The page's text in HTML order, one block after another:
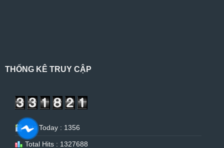
THỐNG KÊ TRUY CẬP
Hits Today : 1356
Total Hits : 1327688